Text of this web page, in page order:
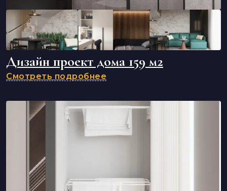
Дизайн проект дома 159 м2
Смотреть подробнее